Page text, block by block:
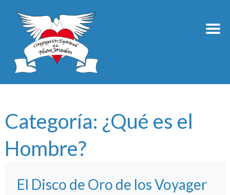
Categoría: ¿Qué es el
Hombre?
El Disco de Oro de los Voyager